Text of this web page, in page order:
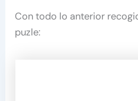
Con todo lo anterior
puzle: